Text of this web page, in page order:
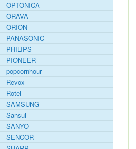
OPTONICA
ORAVA
ORION
PANASONIC
PHILIPS
PIONEER
popcornhour
Revox
Rotel
SAMSUNG
Sansui
SANYO
SENCOR